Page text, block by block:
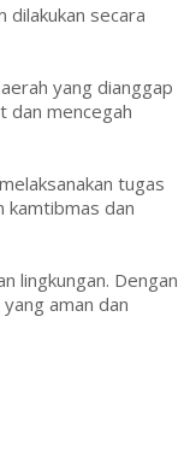
dilakukan secara
yang dianggap
dan mencegah
tugas
kamtibmas dan
lingkungan. Dengan
aman dan